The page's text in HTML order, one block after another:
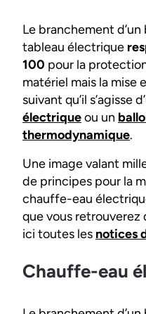
Le branchement d’un
tableau électrique
100 pour la
matériel mais la
suivant qu’il s’agisse
électriqueou un
thermodynamique.
Une image valant
de principes pour la
chauffe-eau
que vous
ici toutes les notices
Chauffe-eau